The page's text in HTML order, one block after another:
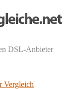
DSL-Anbieter
Vergleich